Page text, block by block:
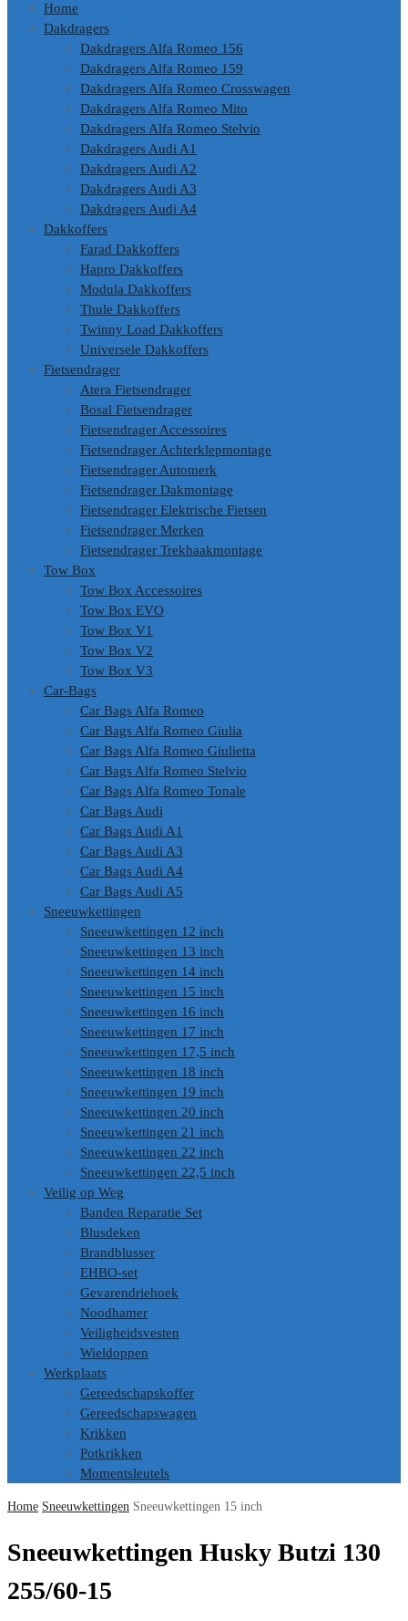
Home
Dakdragers
Dakdragers Alfa Romeo 156
Dakdragers Alfa Romeo 159
Dakdragers Alfa Romeo Crosswagen
Dakdragers Alfa Romeo Mito
Dakdragers Alfa Romeo Stelvio
Dakdragers Audi A1
Dakdragers Audi A2
Dakdragers Audi A3
Dakdragers Audi A4
Dakkoffers
Farad Dakkoffers
Hapro Dakkoffers
Modula Dakkoffers
Thule Dakkoffers
Twinny Load Dakkoffers
Universele Dakkoffers
Fietsendrager
Atera Fietsendrager
Bosal Fietsendrager
Fietsendrager Accessoires
Fietsendrager Achterklepmontage
Fietsendrager Automerk
Fietsendrager Dakmontage
Fietsendrager Elektrische Fietsen
Fietsendrager Merken
Fietsendrager Trekhaakmontage
Tow Box
Tow Box Accessoires
Tow Box EVO
Tow Box V1
Tow Box V2
Tow Box V3
Car-Bags
Car Bags Alfa Romeo
Car Bags Alfa Romeo Giulia
Car Bags Alfa Romeo Giulietta
Car Bags Alfa Romeo Stelvio
Car Bags Alfa Romeo Tonale
Car Bags Audi
Car Bags Audi A1
Car Bags Audi A3
Car Bags Audi A4
Car Bags Audi A5
Sneeuwkettingen
Sneeuwkettingen 12 inch
Sneeuwkettingen 13 inch
Sneeuwkettingen 14 inch
Sneeuwkettingen 15 inch
Sneeuwkettingen 16 inch
Sneeuwkettingen 17 inch
Sneeuwkettingen 17,5 inch
Sneeuwkettingen 18 inch
Sneeuwkettingen 19 inch
Sneeuwkettingen 20 inch
Sneeuwkettingen 21 inch
Sneeuwkettingen 22 inch
Sneeuwkettingen 22,5 inch
Veilig op Weg
Banden Reparatie Set
Blusdeken
Brandblusser
EHBO-set
Gevarendriehoek
Noodhamer
Veiligheidsvesten
Wieldoppen
Werkplaats
Gereedschapskoffer
Gereedschapswagen
Krikken
Potkrikken
Momentsleutels
Home Sneeuwkettingen Sneeuwkettingen 15 inch
Sneeuwkettingen Husky Butzi 130
255/60-15